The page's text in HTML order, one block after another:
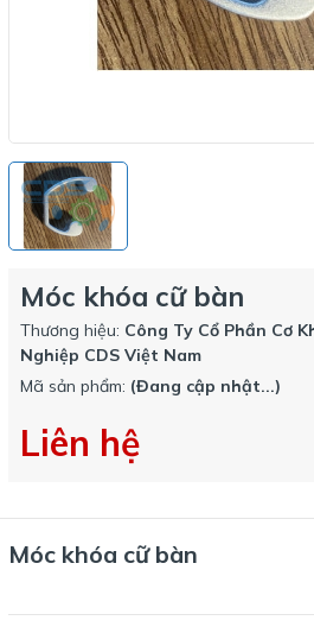
Móc khóa cữ bàn
Thương hiệu: Công Ty Cổ Phần Cơ
Nghiệp CDS Việt Nam
Mã sản phẩm: (Đang cập nhật...)
Liên hệ
Móc khóa cữ bàn